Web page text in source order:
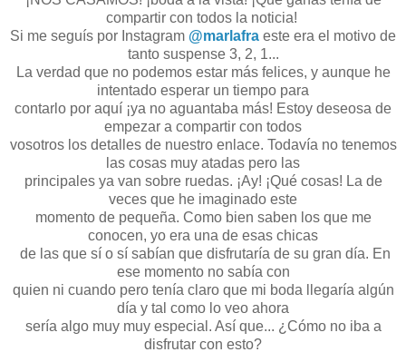
compartir con todos la noticia!
Si me seguís por Instagram @marlafra este era el motivo de
tanto suspense 3, 2, 1...
La verdad que no podemos estar más felices, y aunque he
intentado esperar un tiempo para
contarlo por aquí ¡ya no aguantaba más! Estoy deseosa de
empezar a compartir con todos
vosotros los detalles de nuestro enlace. Todavía no tenemos
las cosas muy atadas pero las
principales ya van sobre ruedas. ¡Ay! ¡Qué cosas! La de
veces que he imaginado este
momento de pequeña. Como bien saben los que me
conocen, yo era una de esas chicas
de las que sí o sí sabían que disfrutaría de su gran día. En
ese momento no sabía con
quien ni cuando pero tenía claro que mi boda llegaría algún
día y tal como lo veo ahora
sería algo muy muy especial. Así que... ¿Cómo no iba a
disfrutar con esto?